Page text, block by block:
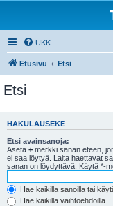
UKK
Etusivu Etsi
Etsi
HAKULAUSEKE
Etsi avainsanoja:
Aseta + merkki sanan eteen,
ei saa löytyä. Laita haettavat
sanan on löydyttävä. Käytä *-
Hae kaikilla sanoilla tai
Hae kaikilla vaihtoehdoilla